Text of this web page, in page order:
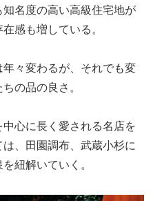
名度の高い高級住宅地が
感も増している。
々変わるが、それでも変
の品の良さ。
心に長く愛される名店を
、田園調布、武蔵小杉に
紐解いていく。